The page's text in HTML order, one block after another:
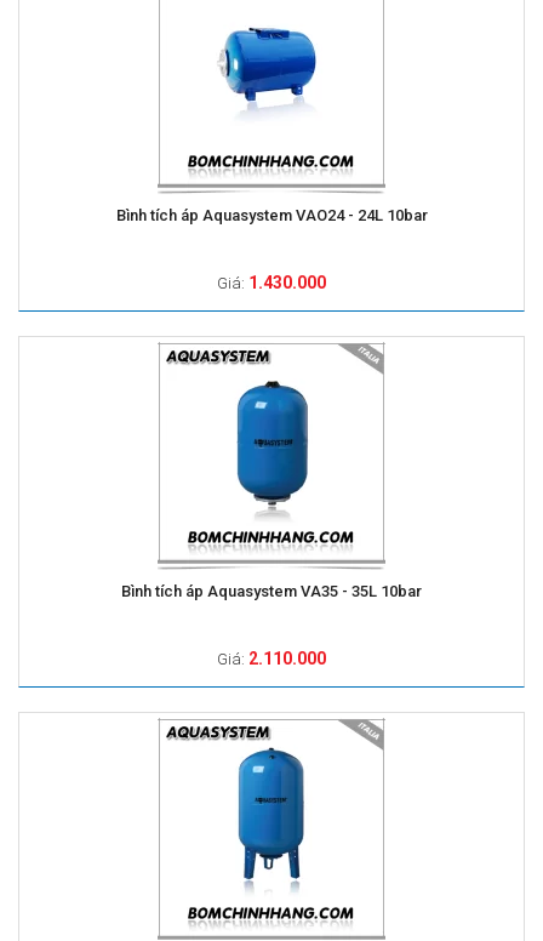
Bình tích áp Aquasystem VAO24 - 24L 10bar
Giá: 1.430.000
Bình tích áp Aquasystem VA35 - 35L 10bar
Giá: 2.110.000